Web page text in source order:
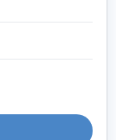
mediatora,
rodzinnych,